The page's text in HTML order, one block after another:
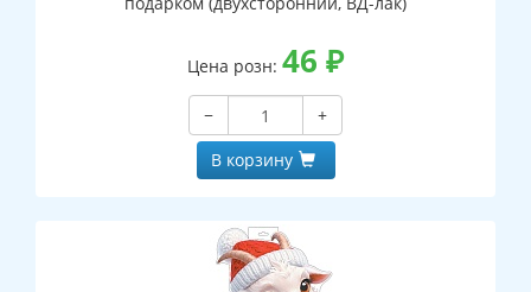
Цена розн: 46 ₽
−
+
В корзину